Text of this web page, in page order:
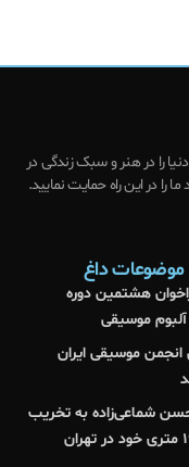
را در هنر و سبک زندگی در
را در این راه حمایت نمایید.
موضوعات داغ
هشتمین دوره
آلبوم موسیقی
انجمن موسیقی ایران
شماعی‌زاده به تخریب